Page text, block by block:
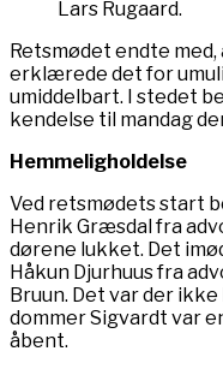
Lars Rugaard.
Retsmødet endte
erklærede det for
umiddelbart. I stedet
kendelse til mandag
Hemmeligholdelse
Ved retsmødets start
Henrik Græsdal fra
dørene lukket. Det
Håkun Djurhuus fra
Bruun. Det var der
dommer Sigvardt var
åbent.